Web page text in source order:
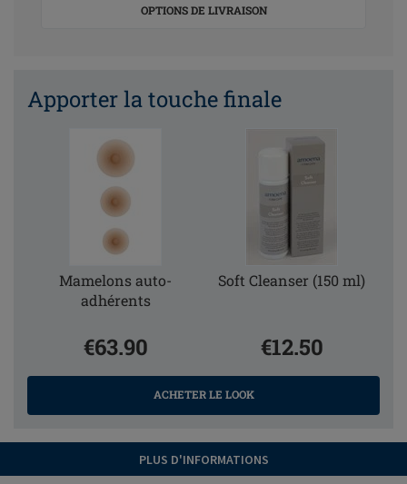
OPTIONS DE LIVRAISON
Apporter la touche finale
Mamelons auto-
adhérents
€63.90
Soft Cleanser (150 ml)
€12.50
ACHETER LE LOOK
PLUS D'INFORMATIONS